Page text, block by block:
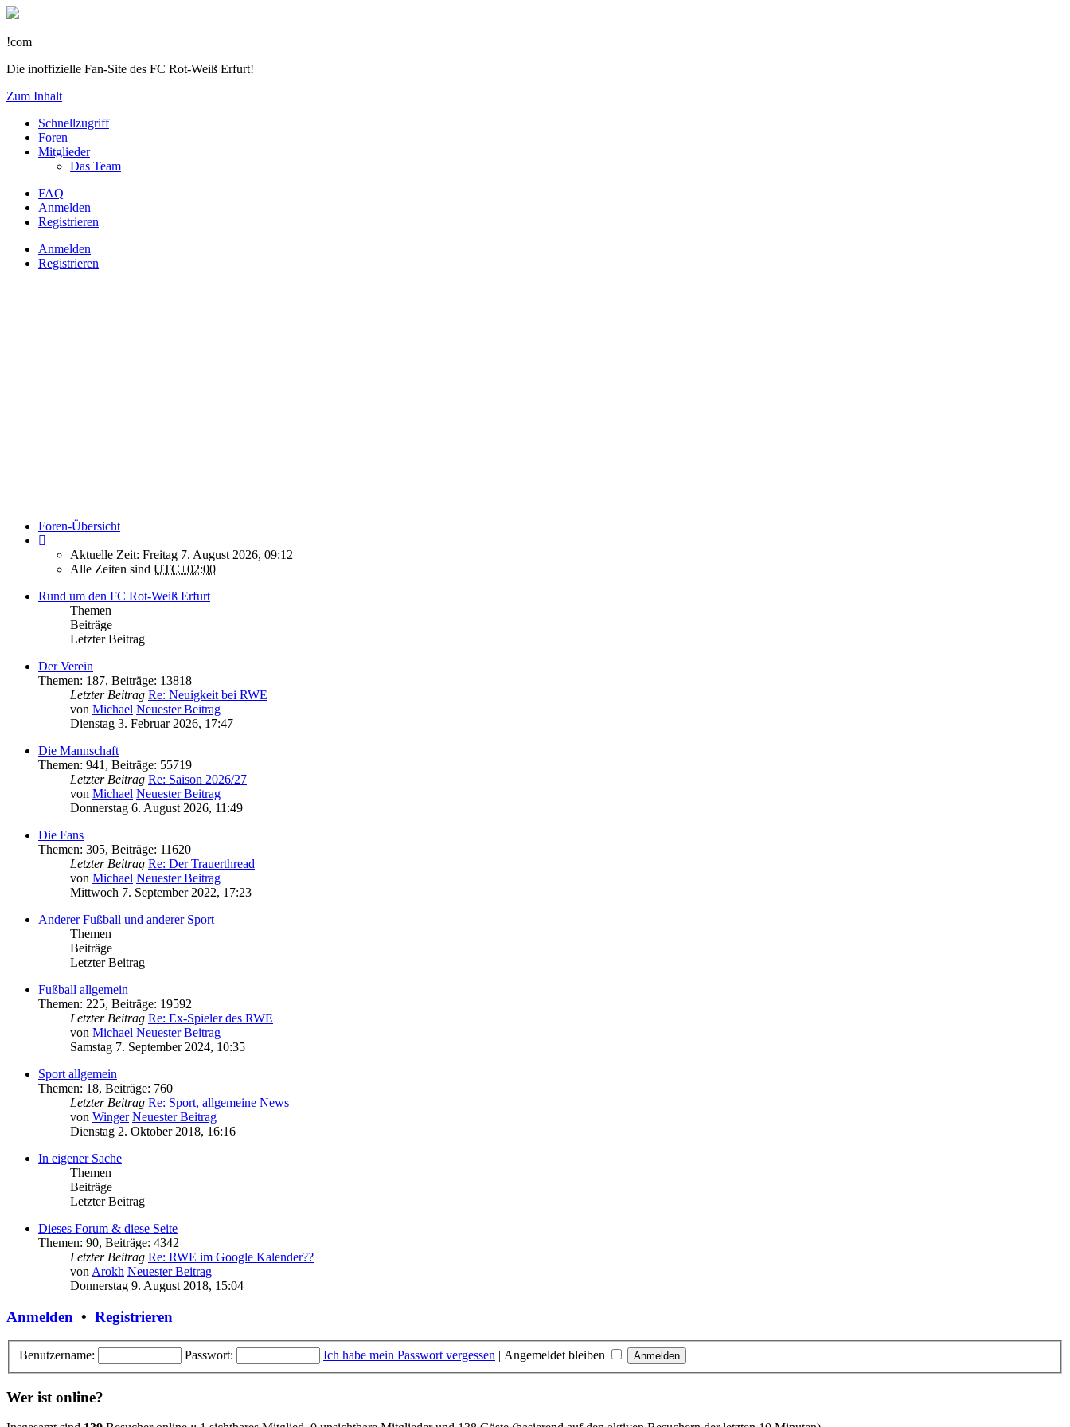
!com
Die inoffizielle Fan-Site des FC Rot-Weiß Erfurt!
Zum Inhalt
Schnellzugriff
Foren
Mitglieder
Das Team
FAQ
Anmelden
Registrieren
Anmelden
Registrieren
Foren-Übersicht
Aktuelle Zeit: Freitag 7. August 2026, 09:12
Alle Zeiten sind UTC+02:00
Rund um den FC Rot-Weiß Erfurt
Themen
Beiträge
Letzter Beitrag
Der Verein
Themen: 187, Beiträge: 13818
Letzter Beitrag Re: Neuigkeit bei RWE
von Michael Neuester Beitrag
Dienstag 3. Februar 2026, 17:47
Die Mannschaft
Themen: 941 , Beiträge: 55719
Letzter Beitrag Re: Saison 2026/27
von Michael Neuester Beitrag
Donnerstag 6. August 2026, 11:49
Die Fans
Themen: 305, Beiträge: 11620
Letzter Beitrag Re: Der Trauerthread
von Michael Neuester Beitrag
Mittwoch 7. September 2022, 17:23
Anderer Fußball und anderer Sport
Themen
Beiträge
Letzter Beitrag
Fußball allgemein
Themen: 225, Beiträge: 19592
Letzter Beitrag Re: Ex-Spieler des RWE
von Michael Neuester Beitrag
Samstag 7. September 2024, 10:35
Sport allgemein
Themen: 18, Beiträge: 760
Letzter Beitrag Re: Sport, allgemeine News
von Winger Neuester Beitrag
Dienstag 2. Oktober 2018, 16:16
In eigener Sache
Themen
Beiträge
Letzter Beitrag
Dieses Forum & diese Seite
Themen: 90, Beiträge: 4342
Letzter Beitrag Re: RWE im Google Kalender??
von Arokh Neuester Beitrag
Donnerstag 9. August 2018, 15:04
Anmelden • Registrieren
Benutzername: Passwort: Ich habe mein Passwort vergessen | Angemeldet bleiben
Wer ist online?